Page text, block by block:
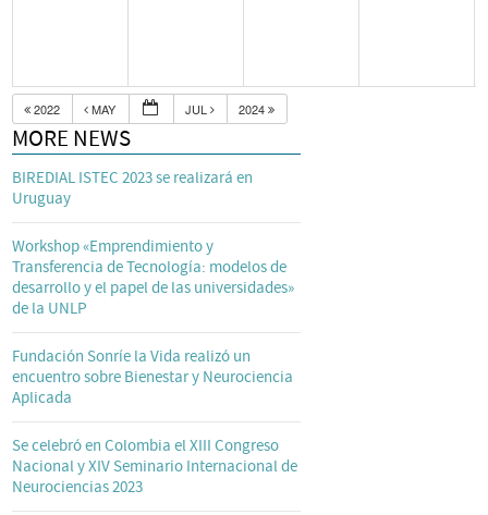
2022 MAY JUL 2024
MORE NEWS
BIREDIAL ISTEC 2023 se realizará en
Uruguay
Workshop «Emprendimiento y
Transferencia de Tecnología: modelos de
desarrollo y el papel de las universidades»
de la UNLP
Fundación Sonríe la Vida realizó un
encuentro sobre Bienestar y Neurociencia
Aplicada
Se celebró en Colombia el XIII Congreso
Nacional y XIV Seminario Internacional de
Neurociencias 2023